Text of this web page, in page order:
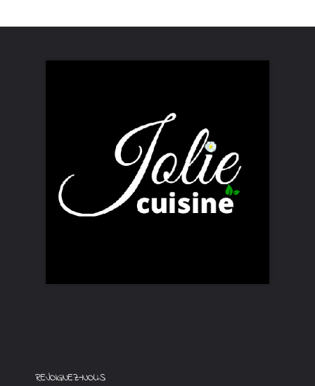
REJOIGNEZ-NOUS